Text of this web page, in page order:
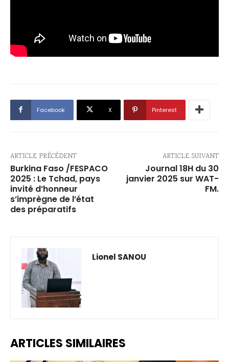
Facebook X Pinterest
ARTICLE PRÉCÉDENT
‎Burkina Faso /FESPACO
2025 : Le Tchad, pays
invité d’honneur
s’imprègne de l’état
des préparatifs ‎
ARTICLE SUIVANT
Journal 18H du 30
janvier 2025 sur WAT-
FM.
Lionel SANOU
ARTICLES SIMILAIRES